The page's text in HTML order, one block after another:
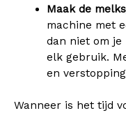
Maak de
machine met
dan niet om je
elk gebruik.
en
Wanneer is het tijd